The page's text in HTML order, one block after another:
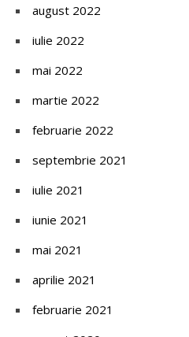
august 2022
iulie 2022
mai 2022
martie 2022
februarie 2022
septembrie 2021
iulie 2021
iunie 2021
mai 2021
aprilie 2021
februarie 2021